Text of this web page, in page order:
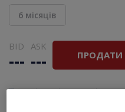
6 місяців
BID
---
ASK
--- ПРОДАТИ